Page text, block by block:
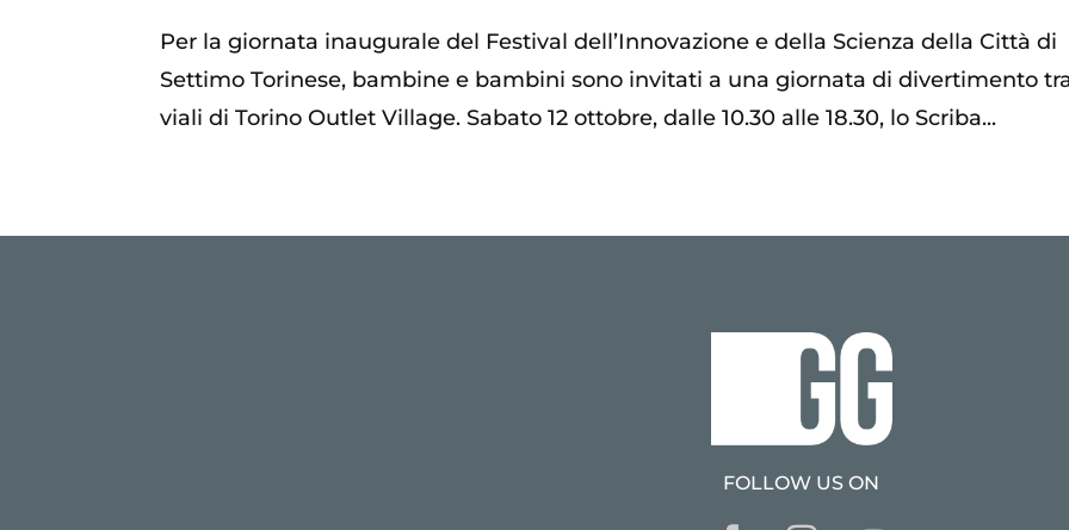
Per la giornata inaugurale del Festival dell’Innovazione e della Scienza della Città di
Settimo Torinese, bambine e bambini sono invitati a una giornata di divertimento
viali di Torino Outlet Village. Sabato 12 ottobre, dalle 10.30 alle 18.30, lo Scriba...
FOLLOW US ON